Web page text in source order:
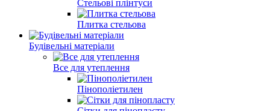
Клей для плитки і плінтусів
Стельові плінтуси
Плитка стельова
Будівельні матеріали
Все для утеплення